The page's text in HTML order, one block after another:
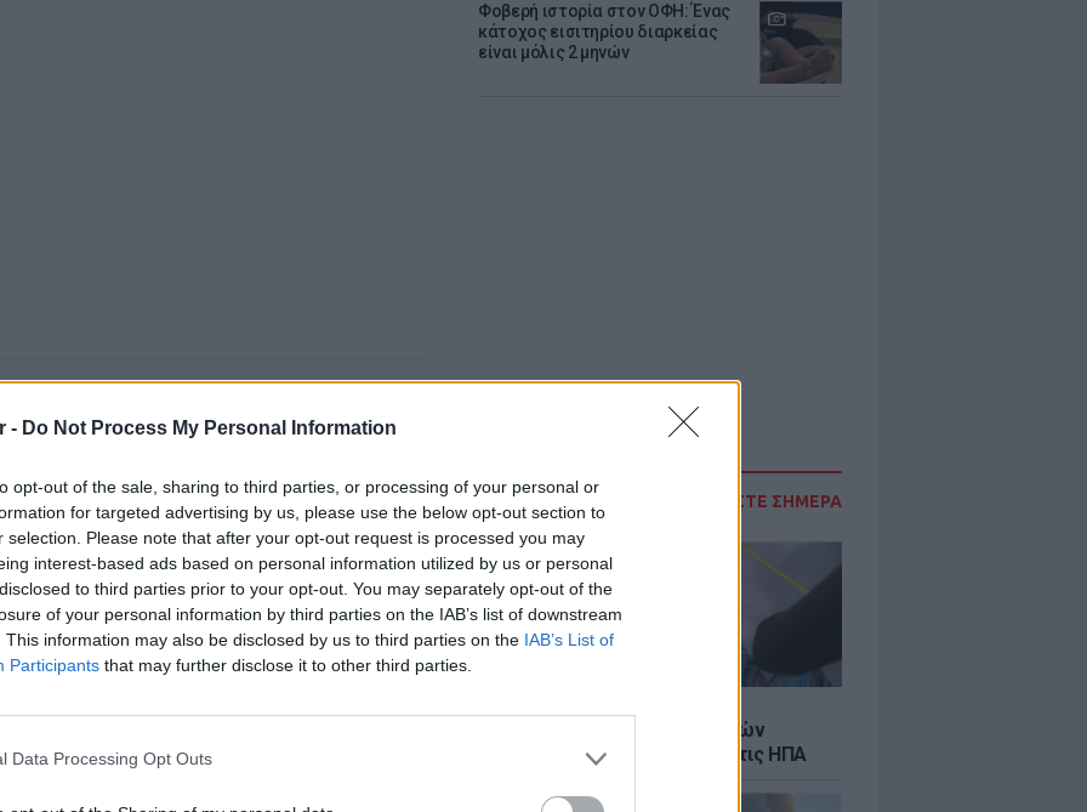
- Do Not Process My Personal Information
opt-out of the sale, sharing to third parties, or processing of your personal or
for targeted advertising by us, please use the below opt-out section to
selection. Please note that after your opt-out request is processed you may
interest-based ads based on personal information utilized by us or personal
to third parties prior to your opt-out. You may separately opt-out of the
of your personal information by third parties on the IAB’s list of downstream
This information may also be disclosed by us to third parties on the IAB’s List of
Participants that may further disclose it to other third parties.
Data Processing Opt Outs
Φοβερή ιστορία στον ΟΦΗ: Ένας
κάτοχος εισιτηρίου διαρκείας
είναι μόλις 2 μηνών
ΔΙΑΒΑΣΤΕ ΣΗΜΕΡΑ
Ιστορική μεταφορά 30 φαλαινών
μπελούγκα από τον Καναδά στις ΗΠΑ
ενοχλούνται από τον καπνό ενώ η κίνησή
αεροσυνοδούς οι οποίοι τον έπεισαν να
ενημέρωσαν και τις αστυνομικές αρχές
το… πόδι του στο «Νίκος
που του πέρασαν χειροπέδες.
ΔΙΑΦΗΜΙΣΗ